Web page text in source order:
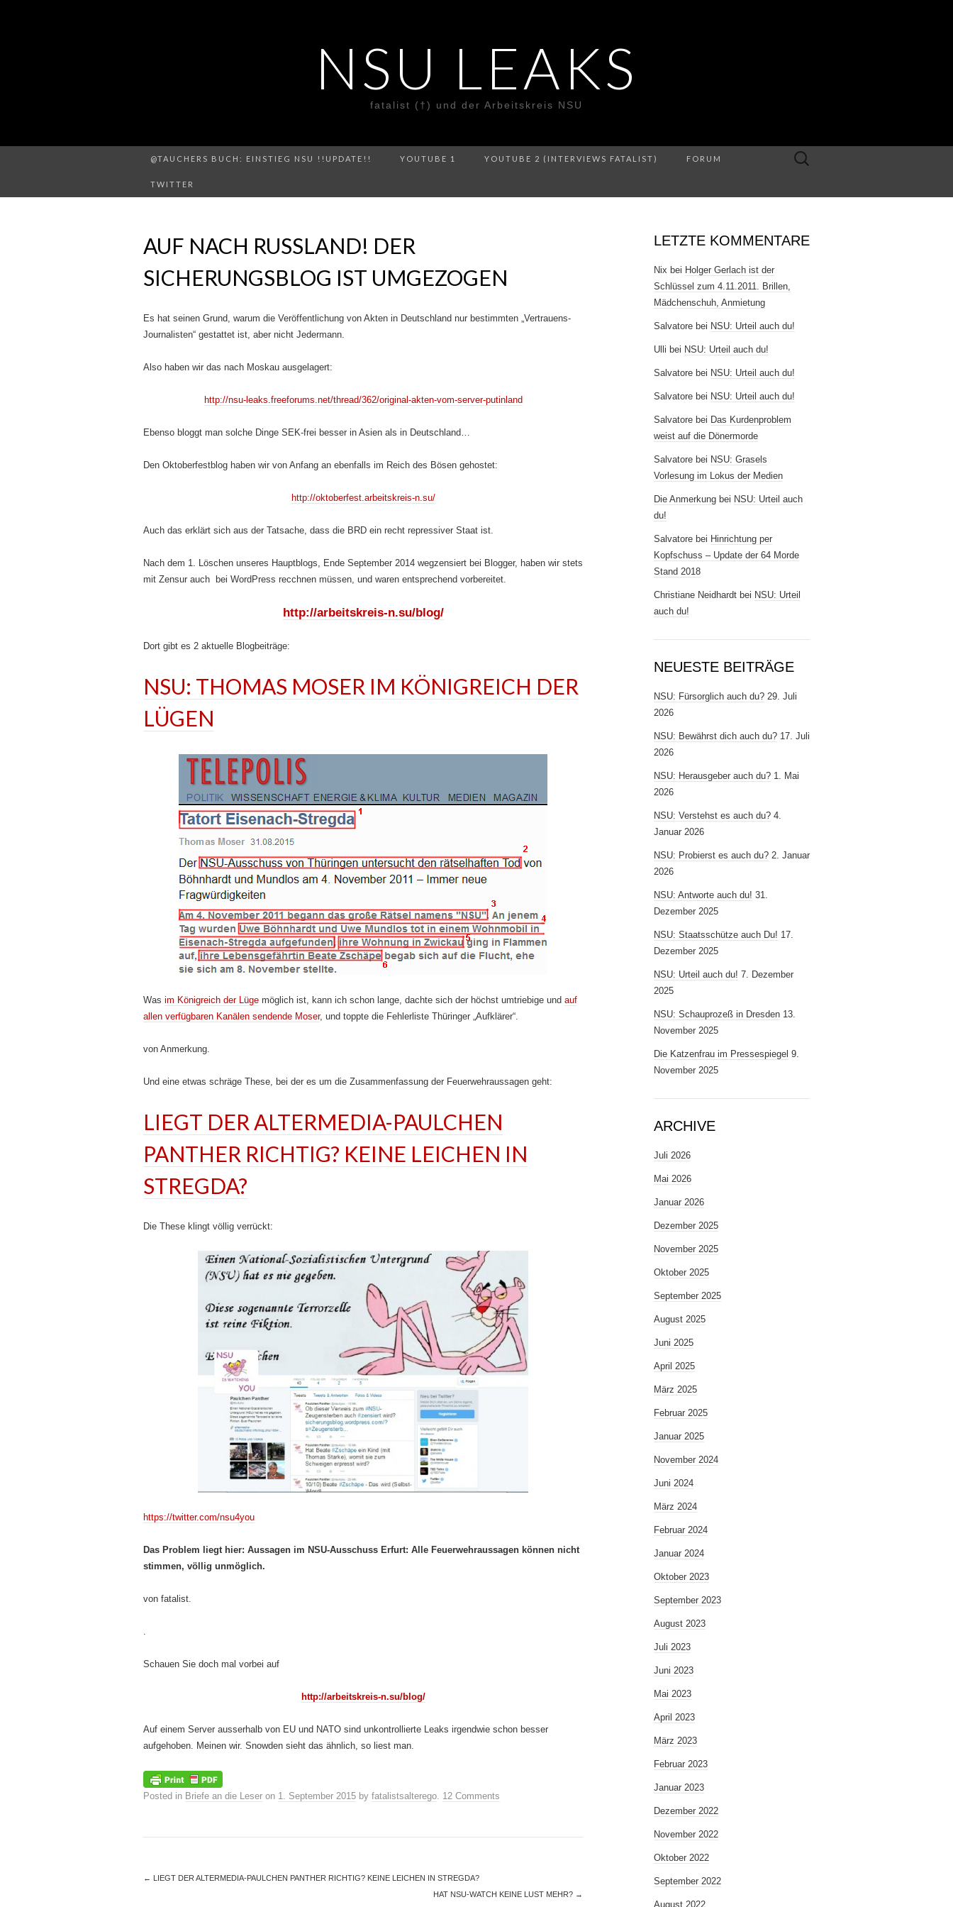
NSU LEAKS
fatalist (†) und der Arbeitskreis NSU
@TAUCHERS BUCH: EINSTIEG NSU !!UPDATE!! YOUTUBE 1 YOUTUBE 2 (INTERVIEWS FATALIST) FORUM
TWITTER
Suche
AUF NACH RUSSLAND! DER
SICHERUNGSBLOG IST UMGEZOGEN
Es hat seinen Grund, warum die Veröffentlichung von Akten in Deutschland nur bestimmten „Vertrauens-
Journalisten“ gestattet ist, aber nicht Jedermann.
Also haben wir das nach Moskau ausgelagert:
http://nsu-leaks.freeforums.net/thread/362/original-akten-vom-server-putinland
Ebenso bloggt man solche Dinge SEK-frei besser in Asien als in Deutschland…
Den Oktoberfestblog haben wir von Anfang an ebenfalls im Reich des Bösen gehostet:
http://oktoberfest.arbeitskreis-n.su/
Auch das erklärt sich aus der Tatsache, dass die BRD ein recht repressiver Staat ist.
Nach dem 1. Löschen unseres Hauptblogs, Ende September 2014 wegzensiert bei Blogger, haben wir stets
mit Zensur auch bei WordPress recchnen müssen, und waren entsprechend vorbereitet.
http://arbeitskreis-n.su/blog/
Dort gibt es 2 aktuelle Blogbeiträge:
NSU: THOMAS MOSER IM KÖNIGREICH DER
LÜGEN
Was im Königreich der Lüge möglich ist, kann ich schon lange, dachte sich der höchst umtriebige und auf
allen verfügbaren Kanälen sendende Moser, und toppte die Fehlerliste Thüringer „Aufklärer“.
von Anmerkung.
Und eine etwas schräge These, bei der es um die Zusammenfassung der Feuerwehraussagen geht:
LIEGT DER ALTERMEDIA-PAULCHEN
PANTHER RICHTIG? KEINE LEICHEN IN
STREGDA?
Die These klingt völlig verrückt:
https://twitter.com/nsu4you
Das Problem liegt hier: Aussagen im NSU-Ausschuss Erfurt: Alle Feuerwehraussagen können nicht
stimmen, völlig unmöglich.
von fatalist.
.
Schauen Sie doch mal vorbei auf
http://arbeitskreis-n.su/blog/
Auf einem Server ausserhalb von EU und NATO sind unkontrollierte Leaks irgendwie schon besser
aufgehoben. Meinen wir. Snowden sieht das ähnlich, so liest man.
Posted in Briefe an die Leser on 1. September 2015 by fatalistsalterego 12 Comments
← LIEGT DER ALTERMEDIA-PAULCHEN PANTHER RICHTIG? KEINE LEICHEN IN STREGDA?
HAT NSU-WATCH KEINE LUST MEHR? →
LETZTE KOMMENTARE
Nix bei Holger Gerlach ist der
Schlüssel zum 4.11.2011. Brillen,
Mädchenschuh, Anmietung
Salvatore bei NSU: Urteil auch du!
Ulli bei NSU: Urteil auch du!
Salvatore bei NSU: Urteil auch du!
Salvatore bei NSU: Urteil auch du!
Salvatore bei Das Kurdenproblem
weist auf die Dönermorde
Salvatore bei NSU: Grasels
Vorlesung im Lokus der Medien
Die Anmerkung bei NSU: Urteil auch
du!
Salvatore bei Hinrichtung per
Kopfschuss – Update der 64 Morde
Stand 2018
Christiane Neidhardt bei NSU: Urteil
auch du!
NEUESTE BEITRÄGE
NSU: Fürsorglich auch du? 29. Juli
2026
NSU: Bewährst dich auch du? 17. Juli
2026
NSU: Herausgeber auch du? 1. Mai
2026
NSU: Verstehst es auch du? 4.
Januar 2026
NSU: Probierst es auch du? 2. Januar
2026
NSU: Antworte auch du! 31.
Dezember 2025
NSU: Staatsschütze auch Du! 17.
Dezember 2025
NSU: Urteil auch du! 7. Dezember
2025
NSU: Schauprozeß in Dresden 13.
November 2025
Die Katzenfrau im Pressespiegel 9.
November 2025
ARCHIVE
Juli 2026
Mai 2026
Januar 2026
Dezember 2025
November 2025
Oktober 2025
September 2025
August 2025
Juni 2025
April 2025
März 2025
Februar 2025
Januar 2025
November 2024
Juni 2024
März 2024
Februar 2024
Januar 2024
Oktober 2023
September 2023
August 2023
Juli 2023
Juni 2023
Mai 2023
April 2023
März 2023
Februar 2023
Januar 2023
Dezember 2022
November 2022
Oktober 2022
September 2022
August 2022